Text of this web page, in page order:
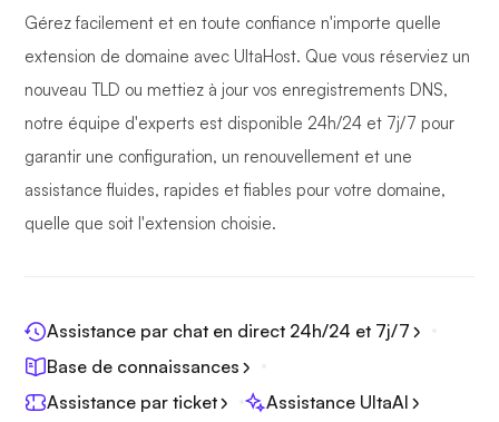
Gérez facilement et en toute confiance n'importe quelle
extension de domaine avec UltaHost. Que vous réserviez un
nouveau TLD ou mettiez à jour vos enregistrements DNS,
notre équipe d'experts est disponible 24h/24 et 7j/7 pour
garantir une configuration, un renouvellement et une
assistance fluides, rapides et fiables pour votre domaine,
quelle que soit l'extension choisie.
Assistance par chat en direct 24h/24 et 7j/7
Base de connaissances
Assistance par ticket
Assistance UltaAI